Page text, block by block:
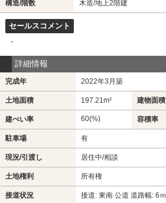
構造/階数 木造/地上2階建
セールスコメント
-
詳細情報
完成年 2022年3月築
土地面積 197.21m² 建物面積
建ぺい率 60(%) 容積率
駐車場 有
現況/引渡し 居住中/相談
土地権利 所有権
接道状況 接道: 東南 公道 道路幅: 6ｍ